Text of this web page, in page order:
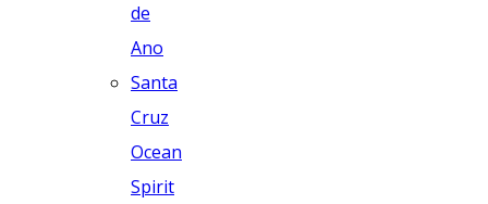
de
Ano
Santa
Cruz
Ocean
Spirit